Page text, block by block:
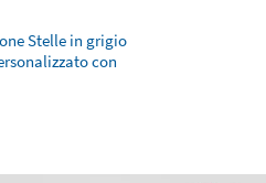
Stelle in grigio
con